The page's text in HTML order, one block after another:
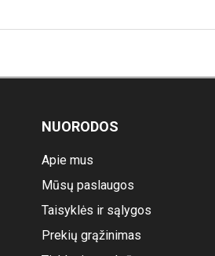
NUORODOS
Apie mus
Mūsų paslaugos
Taisyklės ir sąlygos
Prekių grąžinimas